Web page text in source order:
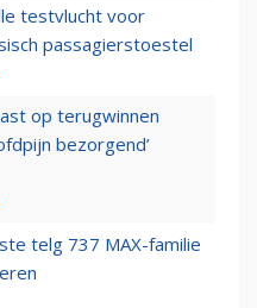
testvlucht voor
passagierstoestel
op terugwinnen
bezorgend’
telg 737 MAX-familie